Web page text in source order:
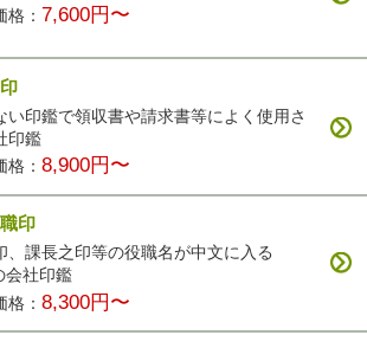
格： 7,600円〜
い印鑑で領収書や請求書等によく使用さ
印鑑
格：8,900円〜
印
、課長之印等の役職名が中文に入る
会社印鑑
格：8,300円〜